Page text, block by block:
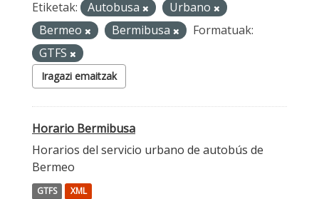
Etiketak: Autobusa
Urbano
Bermeo
Bermibusa
Formatuak:
GTFS
Iragazi emaitzak
Horario Bermibusa
Horarios del servicio urbano de autobús de
Bermeo
GTFS XML